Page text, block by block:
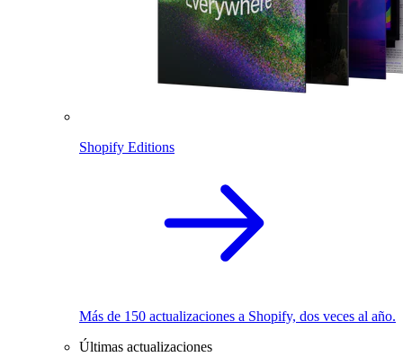
Shopify Editions
Más de 150 actualizaciones a Shopify, dos veces al año.
Últimas actualizaciones